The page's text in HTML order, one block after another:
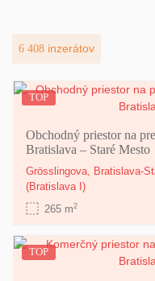
6 408 inzerátov
TOP
Obchodný priestor na
Bratislava – Staré Mesto
Grösslingova,
Bratislava-
(Bratislava I)
265 m2
TOP